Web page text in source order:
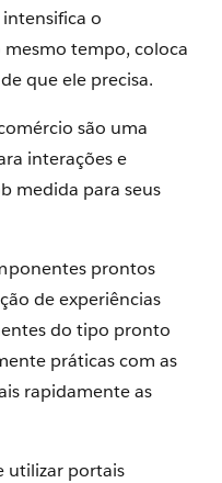
o
tempo, coloca
que ele precisa.
são uma
interações e
medida para seus
prontos
de experiências
do tipo pronto
práticas com as
rapidamente as
utilizar portais